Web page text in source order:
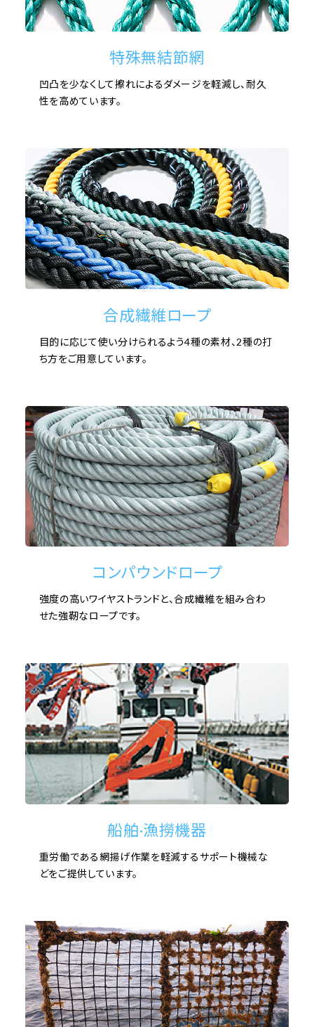
特殊無結節網
凹凸を少なくして擦れによるダメージを軽減し、耐久
性を高めています。
合成繊維ロープ
目的に応じて使い分けられるよう4種の素材、2種の打
ち方をご用意しています。
コンパウンドロープ
強度の高いワイヤストランドと、合成繊維を組み合わ
せた強靭なロープです。
船舶·漁撈機器
重労働である網揚げ作業を軽減するサポート機械な
どをご提供しています。